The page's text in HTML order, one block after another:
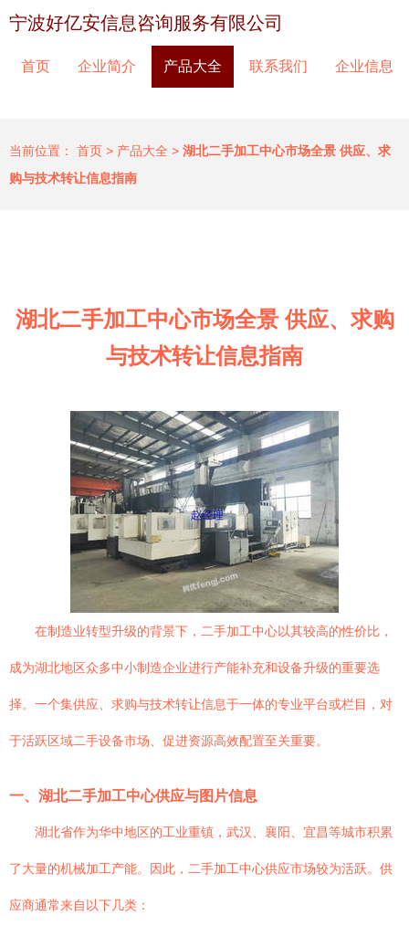
宁波好亿安信息咨询服务有限公司
首页 企业简介 产品大全 联系我们 企业信息
当前位置： 首页 > 产品大全 > 湖北二手加工中心市场全景 供应、求
购与技术转让信息指南
湖北二手加工中心市场全景 供应、求购
与技术转让信息指南
在制造业转型升级的背景下，二手加工中心以其较高的性价比，
成为湖北地区众多中小制造企业进行产能补充和设备升级的重要选
择。一个集供应、求购与技术转让信息于一体的专业平台或栏目，对
于活跃区域二手设备市场、促进资源高效配置至关重要。
一、湖北二手加工中心供应与图片信息
湖北省作为华中地区的工业重镇，武汉、襄阳、宜昌等城市积累
了大量的机械加工产能。因此，二手加工中心供应市场较为活跃。供
应商通常来自以下几类：